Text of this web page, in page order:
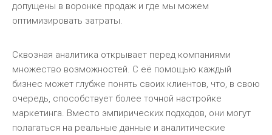
допущены в воронке продаж и где мы можем
оптимизировать затраты.
Сквозная аналитика открывает перед компаниями
множество возможностей. С её помощью каждый
бизнес может глубже понять своих клиентов, что, в свою
очередь, способствует более точной настройке
маркетинга. Вместо эмпирических подходов, они могут
полагаться на реальные данные и аналитические